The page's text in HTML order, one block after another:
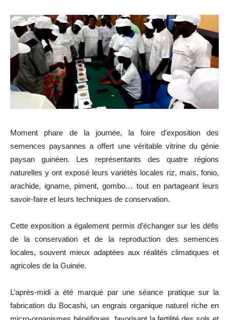
Moment phare de la journée, la foire d’exposition des
semences paysannes a offert une véritable vitrine du génie
paysan guinéen. Les représentants des quatre régions
naturelles y ont exposé leurs variétés locales riz, maïs, fonio,
arachide, igname, piment, gombo… tout en partageant leurs
savoir-faire et leurs techniques de conservation.
Cette exposition a également permis d’échanger sur les défis
de la conservation et de la reproduction des semences
locales, souvent mieux adaptées aux réalités climatiques et
agricoles de la Guinée.
L’après-midi a été marqué par une séance pratique sur la
fabrication du Bocashi, un engrais organique naturel riche en